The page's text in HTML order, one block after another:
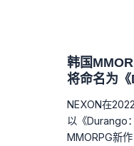
韩国
将命名为《
NEXON在
以《Durango
MMORPG新